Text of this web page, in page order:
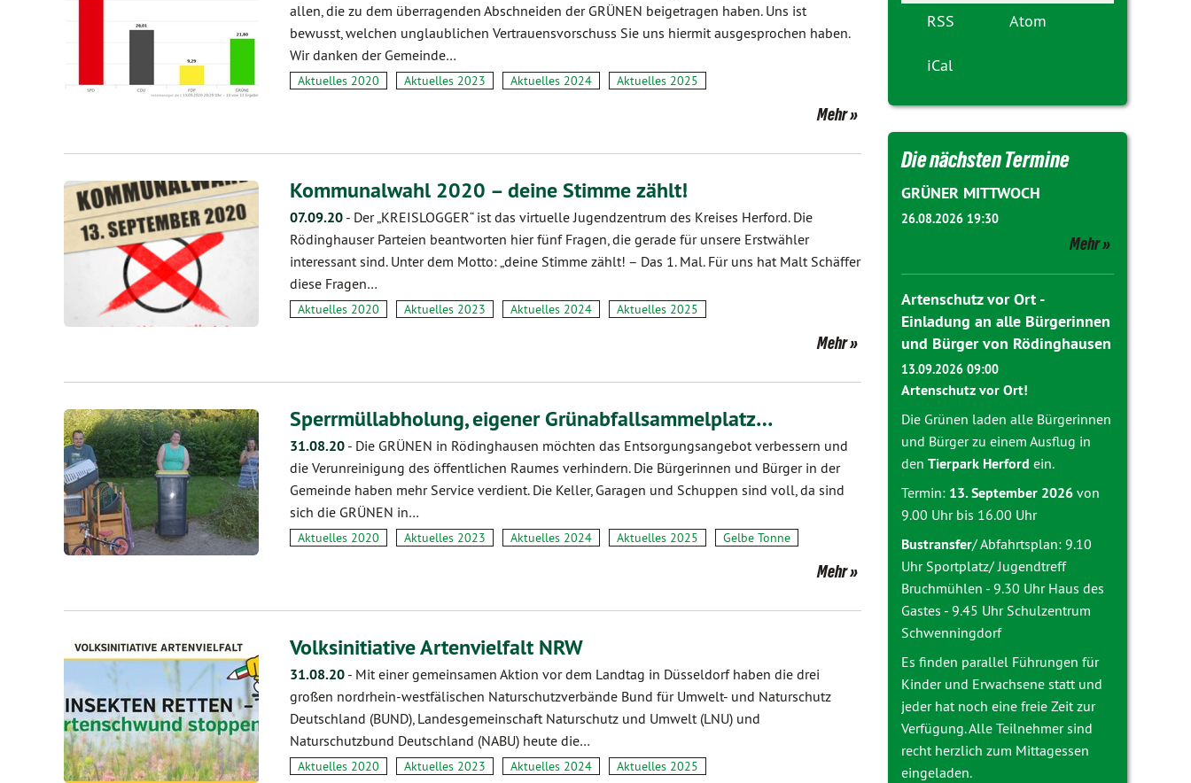
allen, die zu dem überragenden Abschneiden der GRÜNEN beigetragen haben. Uns ist
bewusst, welchen unglaublichen Vertrauensvorschuss Sie uns hiermit ausgesprochen haben.
Wir danken der Gemeinde…
Aktuelles 2020 Aktuelles 2023 Aktuelles 2024 Aktuelles 2025
Mehr
Kommunalwahl 2020 – deine Stimme zählt!
07.09.20 - Der „KREISLOGGER“ ist das virtuelle Jugendzentrum des Kreises Herford. Die
Rödinghauser Parteien beantworten hier fünf Fragen, die gerade für unsere Erstwähler
interessant sind. Unter dem Motto: „deine Stimme zählt! – Das 1. Mal. Für uns hat Malt Schäffer
diese Fragen…
Aktuelles 2020 Aktuelles 2023 Aktuelles 2024 Aktuelles 2025
Mehr
Sperrmüllabholung, eigener Grünabfallsammelplatz…
31.08.20 - Die GRÜNEN in Rödinghausen möchten das Entsorgungsangebot verbessern und
die Verunreinigung des öffentlichen Raumes verhindern. Die Bürgerinnen und Bürger in der
Gemeinde haben mehr Service verdient. Die Keller, Garagen und Schuppen sind voll, da sind
sich die GRÜNEN in…
Aktuelles 2020 Aktuelles 2023 Aktuelles 2024 Aktuelles 2025 Gelbe Tonne
Mehr
Volksinitiative Artenvielfalt NRW
31.08.20 - Mit einer gemeinsamen Aktion vor dem Landtag in Düsseldorf haben die drei
großen nordrhein-westfälischen Naturschutzverbände Bund für Umwelt- und Naturschutz
Deutschland (BUND), Landesgemeinschaft Naturschutz und Umwelt (LNU) und
Naturschutzbund Deutschland (NABU) heute die…
Aktuelles 2020 Aktuelles 2023 Aktuelles 2024 Aktuelles 2025
RSS Atom
iCal
Die nächsten Termine
GRÜNER MITTWOCH
26.08.2026 19:30
Mehr
Artenschutz vor Ort -
Einladung an alle Bürgerinnen
und Bürger von Rödinghausen
13.09.2026 09:00
Artenschutz vor Ort!
Die Grünen laden alle Bürgerinnen
und Bürger zu einem Ausflug in
den Tierpark Herford ein.
Termin: 13. September 2026 von
9.00 Uhr bis 16.00 Uhr
Bustransfer/ Abfahrtsplan: 9.10
Uhr Sportplatz/ Jugendtreff
Bruchmühlen - 9.30 Uhr Haus des
Gastes - 9.45 Uhr Schulzentrum
Schwenningdorf
Es finden parallel Führungen für
Kinder und Erwachsene statt und
jeder hat noch eine freie Zeit zur
Verfügung. Alle Teilnehmer sind
recht herzlich zum Mittagessen
eingeladen.